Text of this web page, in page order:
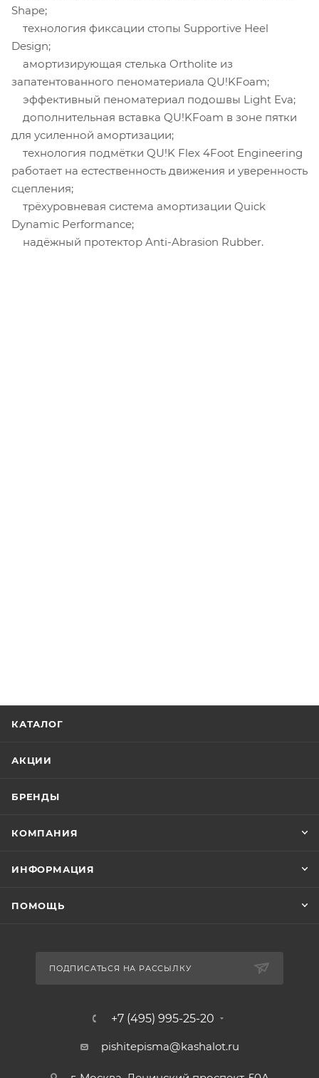
Shape;
технология фиксации стопы Supportive Heel
Design;
амортизирующая стелька Ortholite из
запатентованного пеноматериала QU!KFoam;
эффективный пеноматериал подошвы Light Eva;
дополнительная вставка QU!KFoam в зоне пятки
для усиленной амортизации;
технология подмётки QU!K Flex 4Foot Engineering
работает на естественность движения и уверенность
сцепления;
трёхуровневая система амортизации Quick
Dynamic Performance;
надёжный протектор Anti-Abrasion Rubber.
КАТАЛОГ
АКЦИИ
БРЕНДЫ
КОМПАНИЯ
ИНФОРМАЦИЯ
ПОМОЩЬ
ПОДПИСАТЬСЯ НА РАССЫЛКУ
+7 (495) 995-25-20​
pishitepisma@kashalot.ru